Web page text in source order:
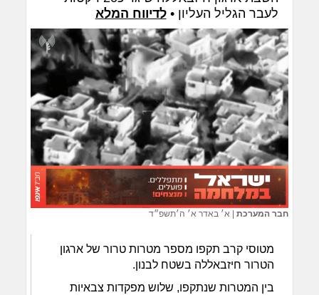
לעבר הגליל העליון •לדיווח המלא
חבר המערכת א׳ באדר א׳ ה׳תשפ״ד
מטוסי קרב תקפו מספר מטרות טרור של ארגון
הטרור חיזבאללה בשטח לבנון.
בין המטרות שנתקפו, שלוש מפקדות צבאיות